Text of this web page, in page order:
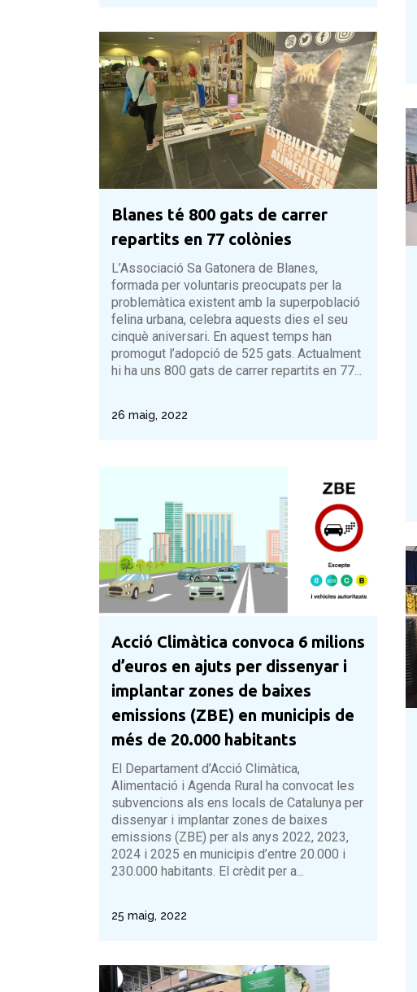
Blanes té 800 gats de carrer
repartits en 77 colònies
L’Associació Sa Gatonera de Blanes,
formada per voluntaris preocupats per la
problemàtica existent amb la superpoblació
felina urbana, celebra aquests dies el seu
cinquè aniversari. En aquest temps han
promogut l’adopció de 525 gats. Actualment
hi ha uns 800 gats de carrer repartits en 77...
26 maig, 2022
Acció Climàtica convoca 6 milions
d’euros en ajuts per dissenyar i
implantar zones de baixes
emissions (ZBE) en municipis de
més de 20.000 habitants
El Departament d’Acció Climàtica,
Alimentació i Agenda Rural ha convocat les
subvencions als ens locals de Catalunya per
dissenyar i implantar zones de baixes
emissions (ZBE) per als anys 2022, 2023,
2024 i 2025 en municipis d’entre 20.000 i
230.000 habitants. El crèdit per a...
25 maig, 2022